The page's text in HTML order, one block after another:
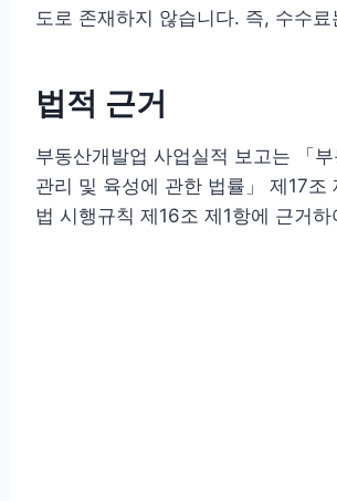
도로 존재하지 않습니다. 즉, 수수
법적 근거
부동산개발업 사업실적 보고는 「
관리 및 육성에 관한 법률」 제17조
법 시행규칙 제16조 제1항에 근거